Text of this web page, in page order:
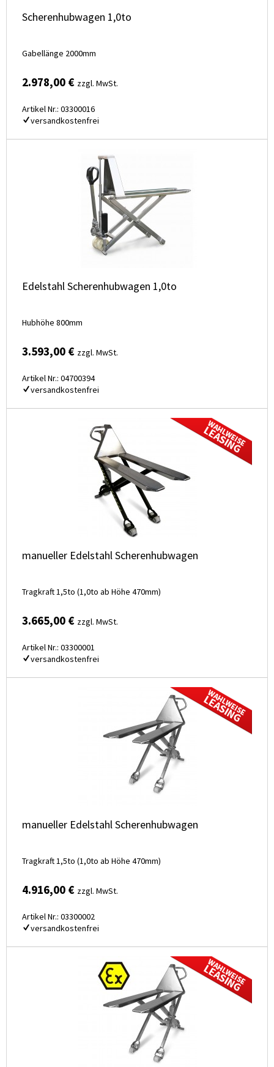
Scherenhubwagen 1,0to
Gabellänge 2000mm
2.978,00 € zzgl. MwSt.
Artikel Nr.: 03300016
versandkostenfrei
Edelstahl Scherenhubwagen 1,0to
Hubhöhe 800mm
3.593,00 € zzgl. MwSt.
Artikel Nr.: 04700394
versandkostenfrei
manueller Edelstahl Scherenhubwagen
Tragkraft 1,5to (1,0to ab Höhe 470mm)
3.665,00 € zzgl. MwSt.
Artikel Nr.: 03300001
versandkostenfrei
manueller Edelstahl Scherenhubwagen
Tragkraft 1,5to (1,0to ab Höhe 470mm)
4.916,00 € zzgl. MwSt.
Artikel Nr.: 03300002
versandkostenfrei